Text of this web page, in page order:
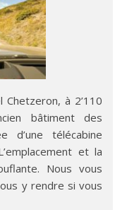
Chetzeron, à 2’110
bâtiment des
d’une télécabine
et la
Nous vous
y rendre si vous